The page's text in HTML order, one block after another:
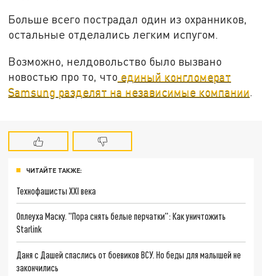
Больше всего пострадал один из охранников,
остальные отделались легким испугом.
Возможно, нелдовольство было вызвано
новостью про то, что единый конгломерат
Samsung разделят на независимые компании.
ЧИТАЙТЕ ТАКЖЕ:
Технофашисты XXI века
Оплеуха Маску. "Пора снять белые перчатки": Как уничтожить
Starlink
Даня с Дашей спаслись от боевиков ВСУ. Но беды для малышей не
закончились